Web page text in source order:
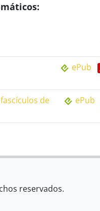
ePub
de
ePub
reservados.